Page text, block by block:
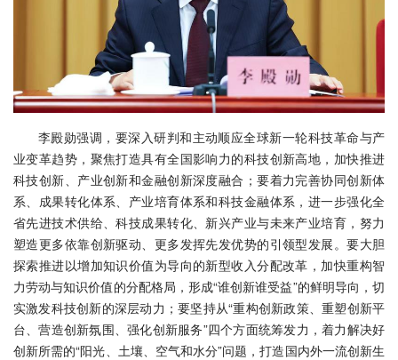
李殿勋强调，要深入研判和主动顺应全球新一轮科技革命与产
业变革趋势，聚焦打造具有全国影响力的科技创新高地，加快推进
科技创新、产业创新和金融创新深度融合；要着力完善协同创新体
系、成果转化体系、产业培育体系和科技金融体系，进一步强化全
省先进技术供给、科技成果转化、新兴产业与未来产业培育，努力
塑造更多依靠创新驱动、更多发挥先发优势的引领型发展。要大胆
探索推进以增加知识价值为导向的新型收入分配改革，加快重构智
力劳动与知识价值的分配格局，形成“谁创新谁受益”的鲜明导向，切
实激发科技创新的深层动力；要坚持从“重构创新政策、重塑创新平
台、营造创新氛围、强化创新服务”四个方面统筹发力，着力解决好
创新所需的“阳光、土壤、空气和水分”问题，打造国内外一流创新生